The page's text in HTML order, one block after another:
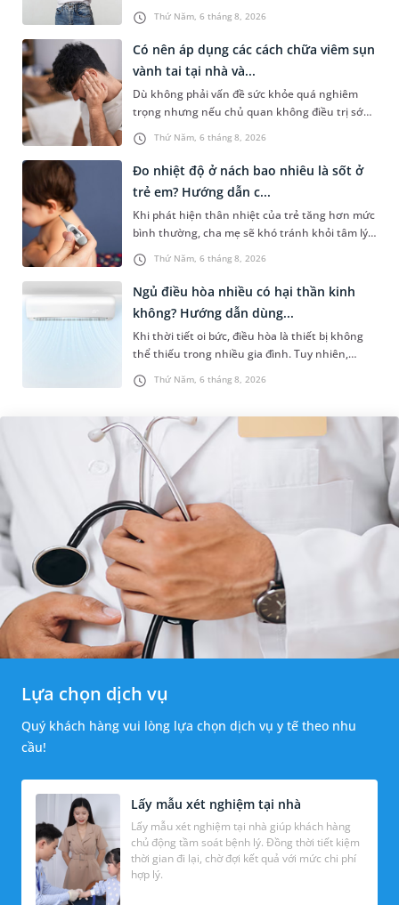
Thứ Năm, 6 tháng 8, 2026
mũi, chảy nước mũi thường xuyên khiến người
bệnh khó chịu. Tuy nhiên,...
Thứ Năm, 6 tháng 8, 2026
Có nên áp dụng các cách chữa viêm sụn
vành tai tại nhà và...
Dù không phải vấn đề sức khỏe quá nghiêm
trọng nhưng nếu chủ quan không điều trị sớm,
người bệnh có thể phải đối mặt với một số biến
chứng. Nếu chưa xuất hiệ...
Thứ Năm, 6 tháng 8, 2026
Đo nhiệt độ ở nách bao nhiêu là sốt ở
trẻ em? Hướng dẫn c...
Khi phát hiện thân nhiệt của trẻ tăng hơn mức
bình thường, cha mẹ sẽ khó tránh khỏi tâm lý
lo lắng. Tuy nhiên, không phải ai cũng biết đo
nhiệt độ ở nách bao...
Thứ Năm, 6 tháng 8, 2026
Ngủ điều hòa nhiều có hại thần kinh
không? Hướng dẫn dùng...
Khi thời tiết oi bức, điều hòa là thiết bị không
thể thiếu trong nhiều gia đình. Tuy nhiên,
nhiều người lo ngại rằng việc ngủ trong phòng
điều hòa mỗi đêm có...
Lựa chọn dịch vụ
Quý khách hàng vui lòng lựa chọn dịch vụ y tế theo nhu
cầu!
Lấy mẫu xét nghiệm tại nhà
Lấy mẫu xét nghiệm tại nhà giúp khách hàng
chủ động tầm soát bệnh lý. Đồng thời tiết kiệm
thời gian đi lại, chờ đợi kết quả với mức chi phí
hợp lý.